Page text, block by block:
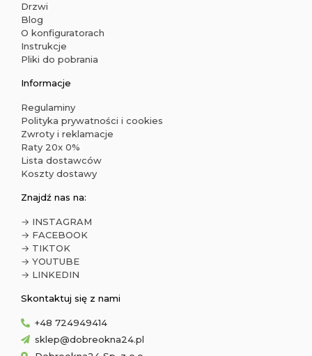
Drzwi
Blog
O konfiguratorach
Instrukcje
Pliki do pobrania
Informacje
Regulaminy
Polityka prywatności i cookies
Zwroty i reklamacje
Raty 20x 0%
Lista dostawców
Koszty dostawy
Znajdź nas na:
→ INSTAGRAM
→ FACEBOOK
→ TIKTOK
→ YOUTUBE
→ LINKEDIN
Skontaktuj się z nami
+48 724949414
sklep@dobreokna24.pl